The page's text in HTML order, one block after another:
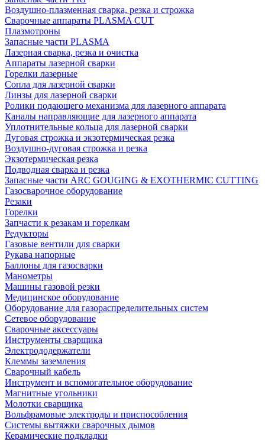
Воздушно-плазменная сварка, резка и строжка
Сварочные аппараты PLASMA CUT
Плазмотроны
Запасные части PLASMA
Лазерная сварка, резка и очистка
Аппараты лазерной сварки
Горелки лазерные
Сопла для лазерной сварки
Линзы для лазерной сварки
Ролики подающего механизма для лазерного аппарата
Каналы направляющие для лазерного аппарата
Уплотнительные кольца для лазерной сварки
Дуговая строжка и экзотермическая резка
Воздушно-дуговая строжка и резка
Экзотермическая резка
Подводная сварка и резка
Запасные части ARC GOUGING & EXOTHERMIC CUTTING
Газосварочное оборудование
Резаки
Горелки
Запчасти к резакам и горелкам
Редукторы
Газовые вентили для сварки
Рукава напорные
Баллоны для газосварки
Манометры
Машины газовой резки
Медицинское оборудование
Оборудование для газораспределительных систем
Сетевое оборудование
Сварочные аксессуары
Инструменты сварщика
Электрододержатели
Клеммы заземления
Сварочный кабель
Инструмент и вспомогательное оборудование
Магнитные угольники
Молотки сварщика
Вольфрамовые электроды и приспособления
Системы вытяжки сварочных дымов
Керамические подкладки